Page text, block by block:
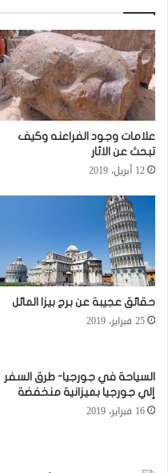
علامات وجود الفراعنه وكيف
تبحث عن الاثار
12 أبريل، 2019
حقائق عجيبة عن برج بيزا المائل
25 فبراير، 2019
السياحة في جورجيا- طرق السفر
إلي جورجيا بميزانية منخفضة
16 فبراير، 2019